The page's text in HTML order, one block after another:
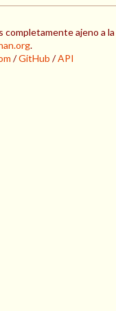
completamente ajeno a la
.
/GitHub /API